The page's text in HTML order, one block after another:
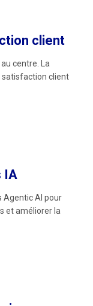
client
centre. La
satisfaction client
IA
Agentic AI pour
et améliorer la